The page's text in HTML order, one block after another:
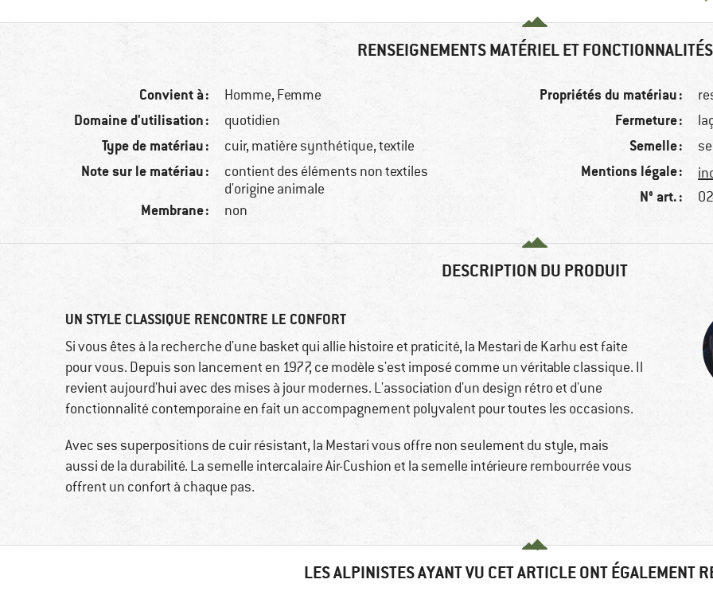
RENSEIGNEMENTS MATÉRIEL ET FONCTIONNALITÉS
Convient à : Homme, Femme
Domaine d'utilisation : quotidien
Type de matériau : cuir, matière synthétique, textile
Note sur le matériau :
contient des éléments non textiles
d'origine animale
Membrane : non
Propriétés du matériau :
Fermeture :
Semelle :
Mentions légale :
N° art. :
DESCRIPTION DU PRODUIT
UN STYLE CLASSIQUE RENCONTRE LE CONFORT
Si vous êtes à la recherche d'une basket qui allie histoire et praticité, la Mestari de Karhu est faite
pour vous. Depuis son lancement en 1977, ce modèle s'est imposé comme un véritable classique. Il
revient aujourd'hui avec des mises à jour modernes. L'association d'un design rétro et d'une
fonctionnalité contemporaine en fait un accompagnement polyvalent pour toutes les occasions.
Avec ses superpositions de cuir résistant, la Mestari vous offre non seulement du style, mais
aussi de la durabilité. La semelle intercalaire Air-Cushion et la semelle intérieure rembourrée vous
offrent un confort à chaque pas.
LES ALPINISTES AYANT VU CET ARTICLE ONT ÉGALEMENT